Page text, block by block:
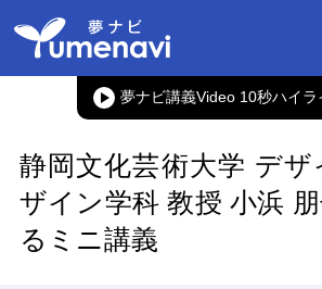
夢ナビ講義Video 10秒ハイラ
静岡文化芸術大学 デ
ザイン学科 教授 小浜
るミニ講義